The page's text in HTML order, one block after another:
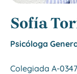
Sofía
Psicóloga
Colegiada A-